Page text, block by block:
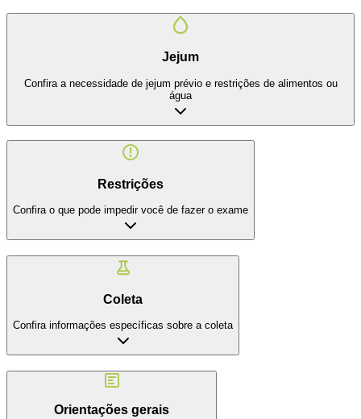
Jejum
Confira a necessidade de jejum prévio e restrições de alimentos ou
água
Restrições
Confira o que pode impedir você de fazer o exame
Coleta
Confira informações específicas sobre a coleta
Orientações gerais